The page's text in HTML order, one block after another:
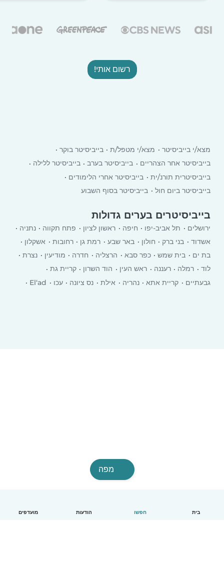
בית חפשו הודעות מועדפים
רשום אותי!
מצא/י בייביסיטר מצא/י מטפל/ת
בייביסיטר בוקר
בייביסיטר אחר הצהריים
בייביסיטר בערב
בייביסיטר ללילה
בייביסיטרית תורנ/ית
בייביסיטר אחרי הלימודים
בייביסיטר ביום חול
בייביסיטר בסוף השבוע
בייביסיטרים בערים גדולות
ירושלים תל אביב-יפו חיפה ראשון לציון פתח תקווה
נתניה
אשדוד
בני ברק חולון באר שבע רמת גן רחובות
אשקלון
בת ים
בית שמש כפר סבא הרצליה חדרה מודיעין
נצרת
לוד
רמלה רעננה ראש העין הוד השרון
קריית גת
גבעתיים
קריית אתא ‏נהריה אילת נס ציונה עכו
El‘ad
מפה